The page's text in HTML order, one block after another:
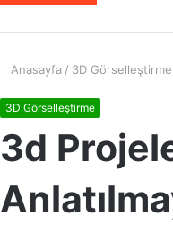
Anasayfa / 3D Görselleştirme
3D Görselleştirme
3d